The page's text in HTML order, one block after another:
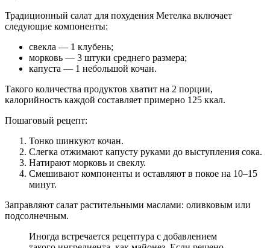
Традиционный салат для похудения Метелка включает
следующие компоненты:
свекла — 1 клубень;
морковь — 3 штуки среднего размера;
капуста — 1 небольшой кочан.
Такого количества продуктов хватит на 2 порции,
калорийность каждой составляет примерно 125 ккал.
Пошаговый рецепт:
Тонко шинкуют кочан.
Слегка отжимают капусту руками до выступления сока.
Натирают морковь и свеклу.
Смешивают компоненты и оставляют в покое на 10–15
минут.
Заправляют салат растительными маслами: оливковым или
подсолнечным.
Иногда встречается рецептура с добавлением